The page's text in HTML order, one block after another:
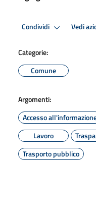
Condividi Vedi
Categorie:
Comune
Argomenti:
Accesso
Lavoro
Trasporto pubblico